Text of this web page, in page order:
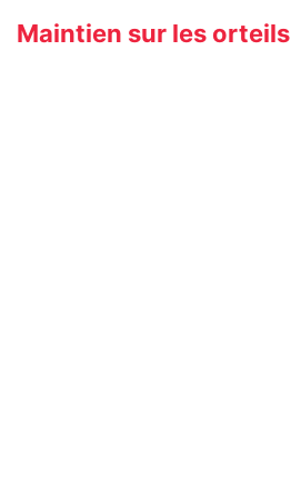
Maintien sur les orteils